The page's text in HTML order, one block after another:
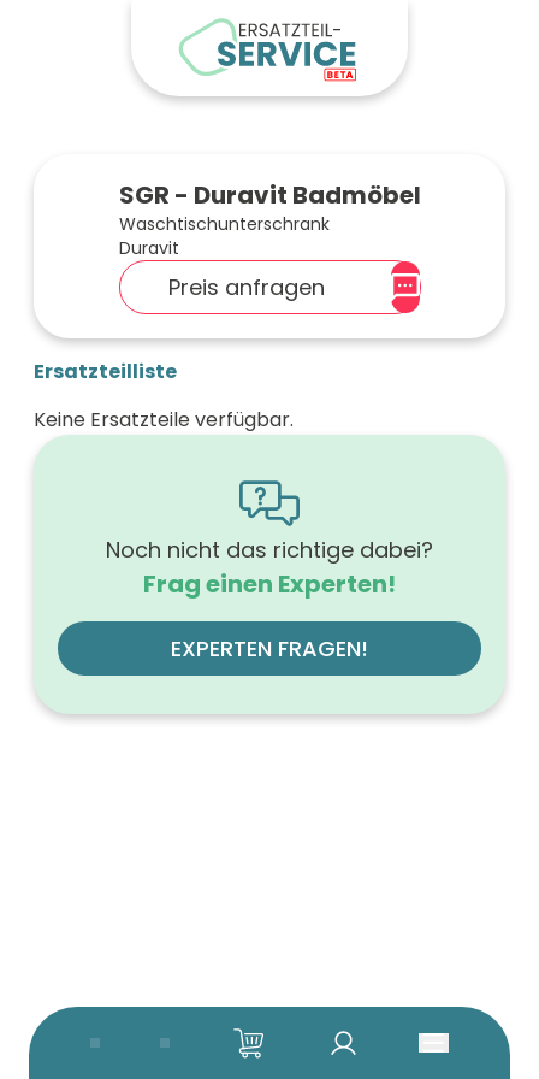
SGR - Duravit Badmöbel
Waschtischunterschrank
Duravit
Preis anfragen
Ersatzteilliste
Keine Ersatzteile verfügbar.
Noch nicht das richtige dabei?
Frag einen Experten!
EXPERTEN FRAGEN!